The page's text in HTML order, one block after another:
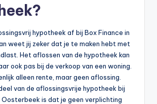
hypotheek af bij Box Finance in
weet jij zeker dat je te maken hebt met
Het aflossen van de hypotheek kan
ook pas bij de verkoop van een woning.
alleen rente, maar geen aflossing.
van de aflossingsvrije hypotheek bij
Oosterbeek is dat je geen verplichting